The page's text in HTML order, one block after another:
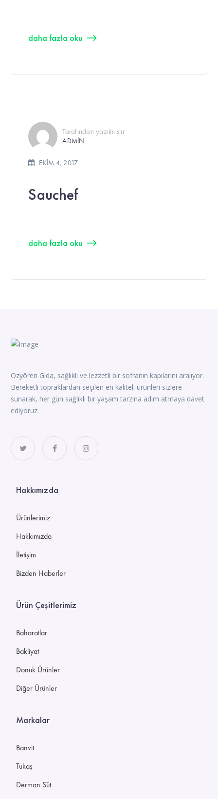
daha fazla oku
Tarafından yazılmıştır
ADMIN
EKIM 4, 2017
Sauchef
daha fazla oku
Özyören Gıda, sağlıklı ve lezzetli bir sofranın kapılarını aralıyor.
Bereketli topraklardan seçilen en kaliteli ürünleri sizlere
sunarak, her gün sağlıklı bir yaşam tarzına adım atmaya davet
ediyoruz.
Hakkımızda
Ürünlerimiz
Hakkımızda
İletişim
Bizden Haberler
Ürün Çeşitlerimiz
Baharatlar
Bakliyat
Donuk Ürünler
Diğer Ürünler
Markalar
Banvit
Tukaş
Derman Süt